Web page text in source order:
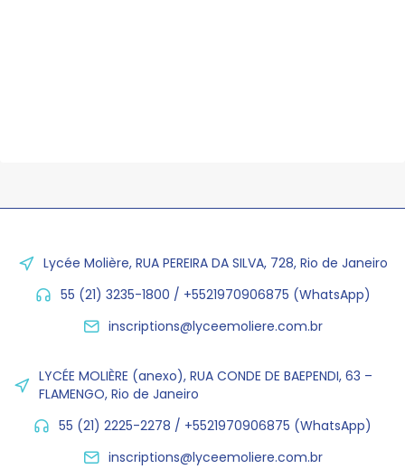
Lycée Molière, RUA PEREIRA DA SILVA, 728, Rio de Janeiro
55 (21) 3235-1800 / +5521970906875 (WhatsApp)
inscriptions@lyceemoliere.com.br
LYCÉE MOLIÈRE (anexo), RUA CONDE DE BAEPENDI, 63 –
FLAMENGO, Rio de Janeiro
55 (21) 2225-2278 / +5521970906875 (WhatsApp)
inscriptions@lyceemoliere.com.br